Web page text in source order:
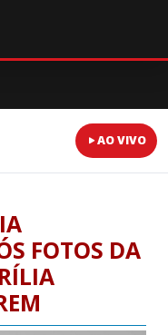
AO VIVO
FOTOS DA